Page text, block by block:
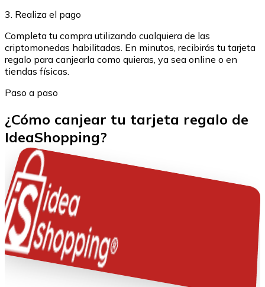
3. Realiza el pago
Completa tu compra utilizando cualquiera de las
criptomonedas habilitadas. En minutos, recibirás tu tarjeta
regalo para canjearla como quieras, ya sea online o en
tiendas físicas.
Paso a paso
¿Cómo canjear tu tarjeta regalo de
IdeaShopping?